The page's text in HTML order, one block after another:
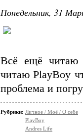
Понедельник, 31
Всё ещё читаю
читаю PlayBoy
проблема и
Рубрики: Личное / Моё / О себе
PlayBoy
Andres Life